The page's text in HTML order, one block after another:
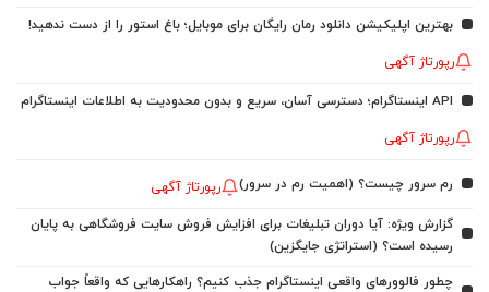
بهترین اپلیکیشن دانلود رمان رایگان برای موبایل؛ باغ استور را از دست ندهید!
رپورتاژ آگهی
API اینستاگرام؛ دسترسی آسان، سریع و بدون محدودیت به اطلاعات اینستاگرام
رپورتاژ آگهی
رم سرور چیست؟ (اهمیت رم در سرور) رپورتاژ آگهی
گزارش ویژه: آیا دوران تبلیغات برای افزایش فروش سایت فروشگاهی به پایان
رسیده است؟ (استراتژی جایگزین)
چطور فالوورهای واقعی اینستاگرام جذب کنیم؟ راهکارهایی که واقعاً جواب